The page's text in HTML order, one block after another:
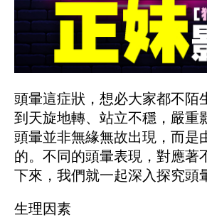
頭暈這症狀，想必大家都不陌
到天旋地轉、站立不穩，嚴重
頭暈並非無緣無故出現，而是
的。不同的頭暈表現，對應著
下來，我們就一起深入探究頭
生理因素